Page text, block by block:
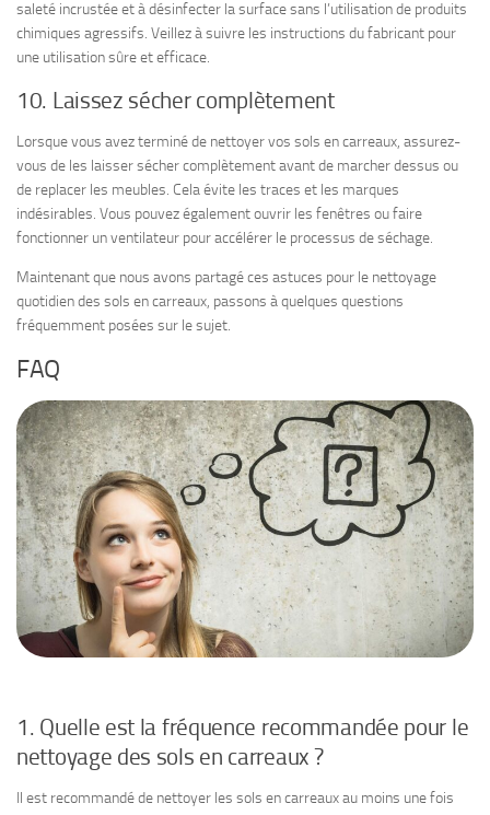
saleté incrustée et à désinfecter la surface sans l’utilisation de produits
chimiques agressifs. Veillez à suivre les instructions du fabricant pour
une utilisation sûre et efficace.
10. Laissez sécher complètement
Lorsque vous avez terminé de nettoyer vos sols en carreaux, assurez-
vous de les laisser sécher complètement avant de marcher dessus ou
de replacer les meubles. Cela évite les traces et les marques
indésirables. Vous pouvez également ouvrir les fenêtres ou faire
fonctionner un ventilateur pour accélérer le processus de séchage.
Maintenant que nous avons partagé ces astuces pour le nettoyage
quotidien des sols en carreaux, passons à quelques questions
fréquemment posées sur le sujet.
FAQ
1. Quelle est la fréquence recommandée pour le
nettoyage des sols en carreaux ?
Il est recommandé de nettoyer les sols en carreaux au moins une fois